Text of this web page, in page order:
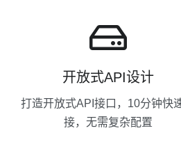
开放式API设计
打造开放式API接口，10分钟快
接，无需复杂配置